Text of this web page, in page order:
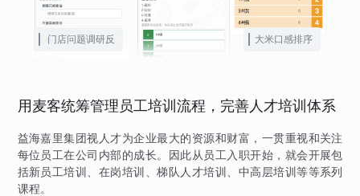
门店问题调研反
大米口感排序
用麦客统筹管理员工培训流程，完善人才培训体系
益海嘉里集团视人才为企业最大的资源和财富，一贯重视和关注
每位员工在公司内部的成长。因此从员工入职开始，就会开展包
括新员工培训、在岗培训、梯队人才培训、中高层培训等等系列
课程。